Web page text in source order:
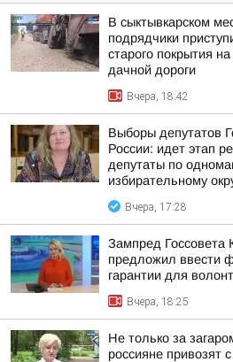
В сыктывкарском
подрядчики
старого покрытия
дачной дороги
Вчера, 18:42
Выборы депутатов
России: идет этап
депутаты по
избирательному
Вчера, 17:28
Зампред Госсовета
предложил ввести
гарантии для
Вчера, 18:25
Не только за
россияне привозят